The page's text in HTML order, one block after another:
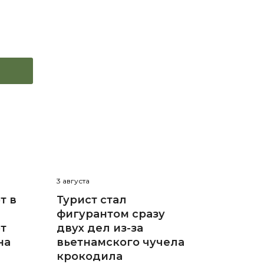
в
3 августа
Турист стал
фигурантом сразу
двух дел из-за
вьетнамского чучела
крокодила